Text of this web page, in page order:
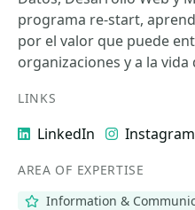
programa re-start,
por el valor que puede
organizaciones y a la vida
LINKS
LinkedIn Instagram
AREA OF EXPERTISE
Information &